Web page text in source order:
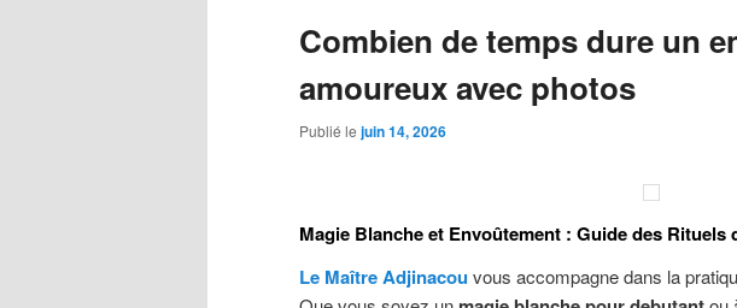
Combien de temps dure un
amoureux avec photos
Publié le juin 14, 2026
Magie Blanche et Envoûtement : Guide des Rituels
Le Maître Adjinacouvous accompagne dans la